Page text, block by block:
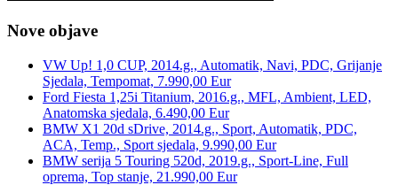
Nove objave
VW Up! 1,0 CUP, 2014.g., Automatik, Navi, PDC, Grijanje
Sjedala, Tempomat, 7.990,00 Eur
Ford Fiesta 1,25i Titanium, 2016.g., MFL, Ambient, LED,
Anatomska sjedala, 6.490,00 Eur
BMW X1 20d sDrive, 2014.g., Sport, Automatik, PDC,
ACA, Temp., Sport sjedala, 9.990,00 Eur
BMW serija 5 Touring 520d, 2019.g., Sport-Line, Full
oprema, Top stanje, 21.990,00 Eur